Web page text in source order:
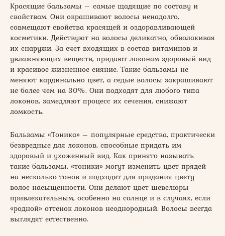
Красящие бальзамы – самые щадящие по составу и
свойствам. Они окрашивают волосы ненадолго,
совмещают свойства красящей и оздоравливающей
косметики. Действуют на волосы деликатно, обволакивая
их снаружи. За счет входящих в состав витаминов и
увлажняющих веществ, придают локонам здоровый вид
и красивое жизненное сияние. Такие бальзамы не
меняют кардинально цвет, а седые волосы закрашивают
не более чем на 30%. Они подходят для любого типа
локонов, замедляют процесс их сечения, снижают
ломкость.
Бальзамы «Тоника» – популярные средства, практически
безвредные для локонов, способные придать им
здоровый и ухоженный вид. Как принято называть
такие бальзамы, «тоники» могут изменить цвет прядей
на несколько тонов и подходят для придания цвету
волос насыщенности. Они делают цвет шевелюры
привлекательным, особенно на солнце и в случаях, если
«родной» оттенок локонов неоднородный. Волосы всегда
выглядят естественно.